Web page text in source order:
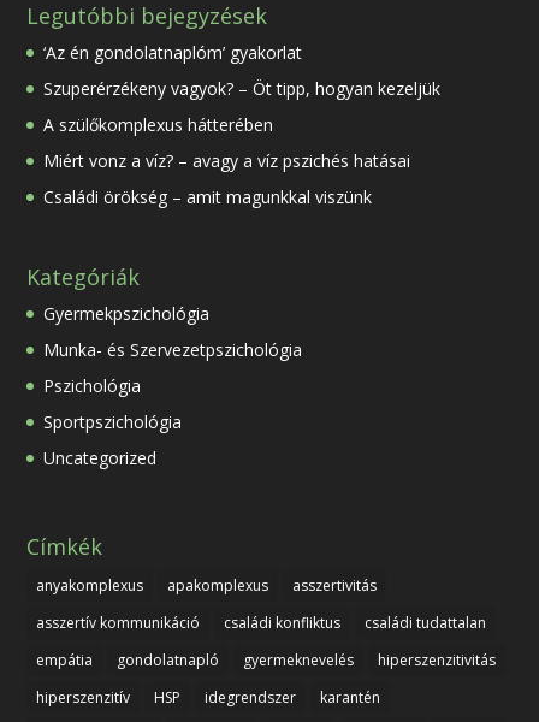
Legutóbbi bejegyzések
‘Az én gondolatnaplóm’ gyakorlat
Szuperérzékeny vagyok? – Öt tipp, hogyan kezeljük
A szülőkomplexus hátterében
Miért vonz a víz? – avagy a víz pszichés hatásai
Családi örökség – amit magunkkal viszünk
Kategóriák
Gyermekpszichológia
Munka- és Szervezetpszichológia
Pszichológia
Sportpszichológia
Uncategorized
Címkék
anyakomplexus apakomplexus
asszertivitás
asszertív kommunikáció
családi konfliktus
családi tudattalan
empátia
gondolatnapló gyermeknevelés
hiperszenzitivitás
hiperszenzitív
HSP idegrendszer
karantén